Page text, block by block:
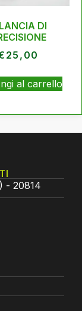
DI
25,00
al carrello
- 20814